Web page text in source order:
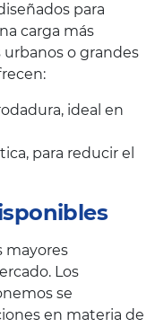
para
carga más
o grandes
ideal en
para reducir el
mayores
Los
se
en materia de